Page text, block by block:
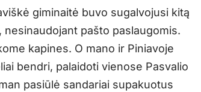
giminaitė buvo sugalvojusi kitą
pašto paslaugomis.
kapines. O mano ir Piniavoje
bendri, palaidoti vienose Pasvalio
pasiūlė sandariai supakuotus